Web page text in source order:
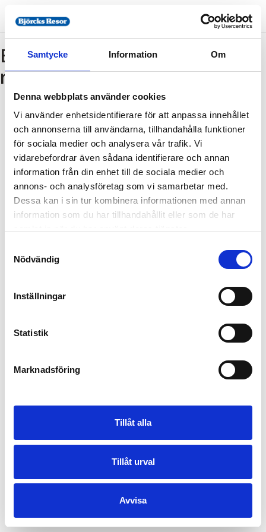
Samtycke Information Om
Denna webbplats använder cookies
Vi använder enhetsidentifierare för att anpassa innehållet
och annonserna till användarna, tillhandahålla funktioner
för sociala medier och analysera vår trafik. Vi
vidarebefordrar även sådana identifierare och annan
information från din enhet till de sociala medier och
annons- och analysföretag som vi samarbetar med.
Dessa kan i sin tur kombinera informationen med annan
information som du har tillhandahållit eller som de har
Nödvändig
Inställningar
Statistik
Marknadsföring
Tillåt alla
Tillåt urval
Avvisa
Bokning - Tillbaka till
resebeskrivningen
Tillbaka till resebeskrivningen
1. Antal resenärer och rum
2. Personupplysningar
3. Betalning
Fel